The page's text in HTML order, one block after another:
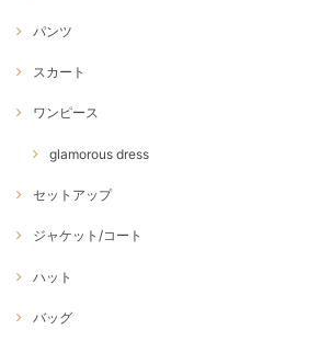
パンツ
スカート
ワンピース
glamorous dress
セットアップ
ジャケット/コート
ハット
バッグ